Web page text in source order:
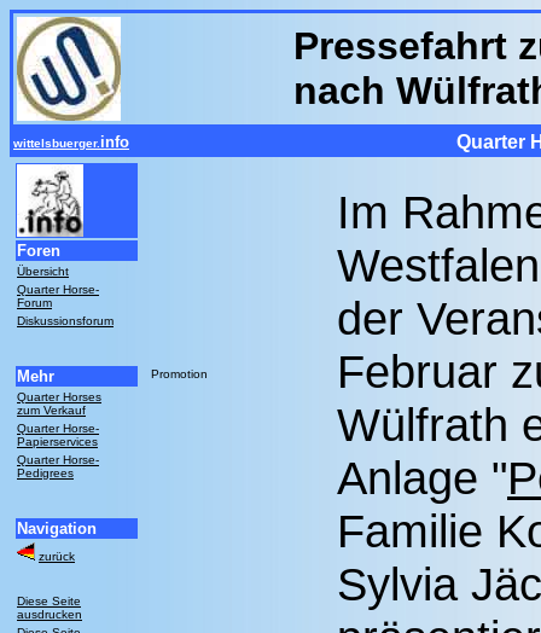
Pressefahrt
nach
wittelsbuerger. info Quarter
Foren
Übersicht
Quarter Horse-
Forum
Diskussionsforum
Mehr
Quarter Horses
zum Verkauf
Quarter Horse-
Papierservices
Quarter Horse-
Pedigrees
Navigation
zurück
Diese Seite
ausdrucken
Promotion
Im
der
Februar
Wülfrath
Anlage "
Familie
Sylvia